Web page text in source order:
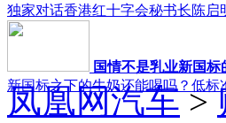
独家对话香港红十字会秘书长陈启
国情不是乳业新国标
新国标之下的牛奶还能喝吗？低标
凤凰网汽车>